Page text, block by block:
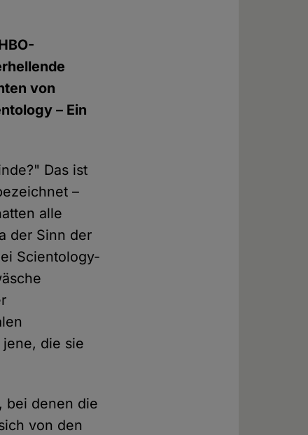
von
– Ein
Das ist
–
alle
der Sinn der
Scientology-
die sie
bei denen die
von den